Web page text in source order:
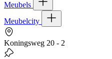
Meubels
Meubelcity
Koningsweg 20 - 2